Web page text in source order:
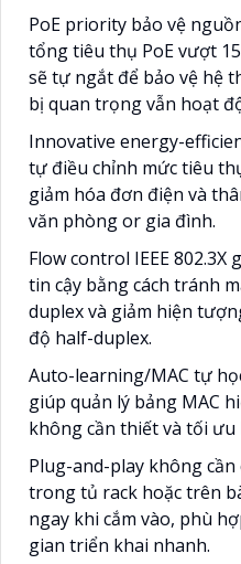
PoE priority bảo vệ
tổng tiêu thụ PoE vượt
sẽ tự ngắt để bảo vệ hệ
bị quan trọng vẫn hoạt
Innovative energy-
tự điều chỉnh mức tiêu
giảm hóa đơn điện và
văn phòng or gia đình.
Flow control IEEE
tin cậy bằng cách tránh
duplex và giảm hiện
độ half-duplex.
Auto-learning/MAC tự
giúp quản lý bảng MAC
không cần thiết và tối ưu
Plug-and-play không
trong tủ rack hoặc trên
ngay khi cắm vào, phù
gian triển khai nhanh.